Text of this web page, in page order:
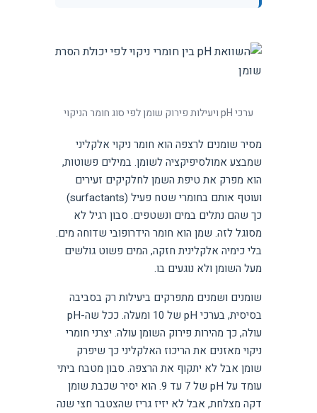
ערכי pH ויעילות פירוק שומן לפי סוג חומר הניקוי
מסיר שומנים לרצפה הוא חומר ניקוי אלקליני
שמבצע אמולסיפיקציה לשומן. במילים פשוטות,
הוא מפרק את טיפת השמן לחלקיקים זעירים
ועוטף אותם בחומרי שטח פעיל (surfactants)
כך שהם נתלים במים ונשטפים. סבון רגיל לא
מסוגל לזה. שמן הוא חומר הידרופובי שדוחה מים.
בלי כימיה אלקלינית חזקה, המים פשוט גולשים
מעל השומן ולא נוגעים בו.
שומנים ושמנים מתפרקים ביעילות רק בסביבה
בסיסית, בערכי pH של 10 ומעלה. ככל שה-pH
עולה, כך מהירות פירוק השומן עולה. יצרני חומרי
ניקוי מאזנים את הריכוז האלקליני כך שיפרק
שומן אבל לא יתקוף את הרצפה. סבון מטבח ביתי
עומד על pH של 7 עד 9. הוא יסיר שכבת שומן
דקה מצלחת, אבל לא יזיז גריז שהצטבר חצי שנה